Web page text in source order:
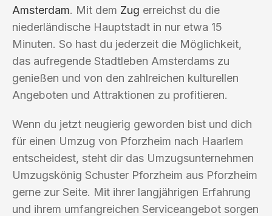
Amsterdam. Mit dem Zug erreichst du die
niederländische Hauptstadt in nur etwa 15
Minuten. So hast du jederzeit die Möglichkeit,
das aufregende Stadtleben Amsterdams zu
genießen und von den zahlreichen kulturellen
Angeboten und Attraktionen zu profitieren.
Wenn du jetzt neugierig geworden bist und dich
für einen Umzug von Pforzheim nach Haarlem
entscheidest, steht dir das Umzugsunternehmen
Umzugskönig Schuster Pforzheim aus Pforzheim
gerne zur Seite. Mit ihrer langjährigen Erfahrung
und ihrem umfangreichen Serviceangebot sorgen